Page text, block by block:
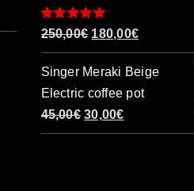
Βαθμολογήθηκε
250,00€ Original
price
was:
250,00€.
180,00€Η
τρέχουσα
τιμή
είναι:
Singer Meraki Beige
Electric coffee pot
45,00€ Original
price
30,00€Η
τρέχουσα